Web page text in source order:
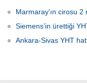
Marmaray'ın cirosu 2
Siemens’in ürettiği
Ankara-Sivas YHT